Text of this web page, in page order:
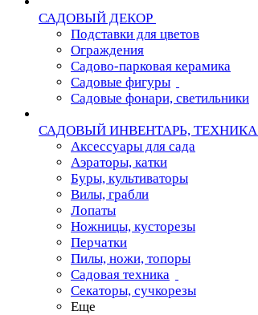
САДОВЫЙ ДЕКОР
Подставки для цветов
Ограждения
Садово-парковая керамика
Садовые фигуры
Садовые фонари, светильники
САДОВЫЙ ИНВЕНТАРЬ, ТЕХНИКА
Аксессуары для сада
Аэраторы, катки
Буры, культиваторы
Вилы, грабли
Лопаты
Ножницы, кусторезы
Перчатки
Пилы, ножи, топоры
Садовая техника
Секаторы, сучкорезы
Еще